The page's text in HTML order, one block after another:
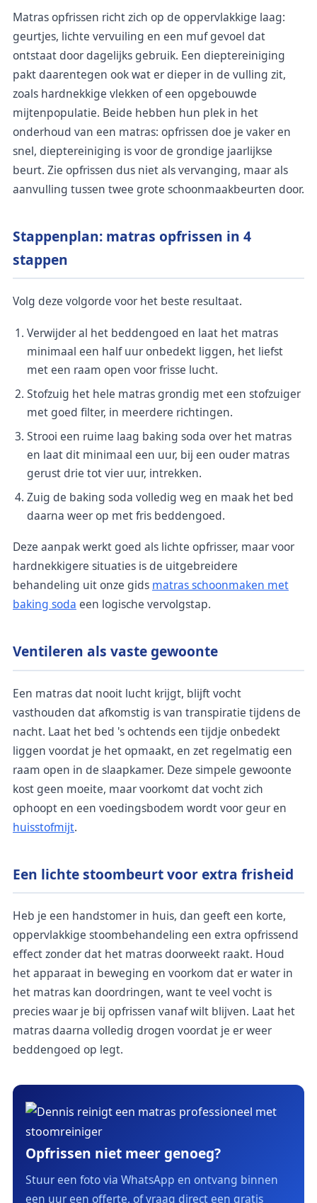
Matras opfrissen richt zich op de oppervlakkige laag:
geurtjes, lichte vervuiling en een muf gevoel dat
ontstaat door dagelijks gebruik. Een dieptereiniging
pakt daarentegen ook wat er dieper in de vulling zit,
zoals hardnekkige vlekken of een opgebouwde
mijtenpopulatie. Beide hebben hun plek in het
onderhoud van een matras: opfrissen doe je vaker en
snel, dieptereiniging is voor de grondige jaarlijkse
beurt. Zie opfrissen dus niet als vervanging, maar als
aanvulling tussen twee grote schoonmaakbeurten door.
Stappenplan: matras opfrissen in 4
stappen
Volg deze volgorde voor het beste resultaat.
Verwijder al het beddengoed en laat het matras
minimaal een half uur onbedekt liggen, het liefst
met een raam open voor frisse lucht.
Stofzuig het hele matras grondig met een stofzuiger
met goed filter, in meerdere richtingen.
Strooi een ruime laag baking soda over het matras
en laat dit minimaal een uur, bij een ouder matras
gerust drie tot vier uur, intrekken.
Zuig de baking soda volledig weg en maak het bed
daarna weer op met fris beddengoed.
Deze aanpak werkt goed als lichte opfrisser, maar voor
hardnekkigere situaties is de uitgebreidere
behandeling uit onze gids matras schoonmaken met
baking soda een logische vervolgstap.
Ventileren als vaste gewoonte
Een matras dat nooit lucht krijgt, blijft vocht
vasthouden dat afkomstig is van transpiratie tijdens de
nacht. Laat het bed 's ochtends een tijdje onbedekt
liggen voordat je het opmaakt, en zet regelmatig een
raam open in de slaapkamer. Deze simpele gewoonte
kost geen moeite, maar voorkomt dat vocht zich
ophoopt en een voedingsbodem wordt voor geur en
huisstofmijt.
Een lichte stoombeurt voor extra frisheid
Heb je een handstomer in huis, dan geeft een korte,
oppervlakkige stoombehandeling een extra opfrissend
effect zonder dat het matras doorweekt raakt. Houd
het apparaat in beweging en voorkom dat er water in
het matras kan doordringen, want te veel vocht is
precies waar je bij opfrissen vanaf wilt blijven. Laat het
matras daarna volledig drogen voordat je er weer
beddengoed op legt.
Opfrissen niet meer genoeg?
Stuur een foto via WhatsApp en ontvang binnen
een uur een offerte, of vraag direct een gratis